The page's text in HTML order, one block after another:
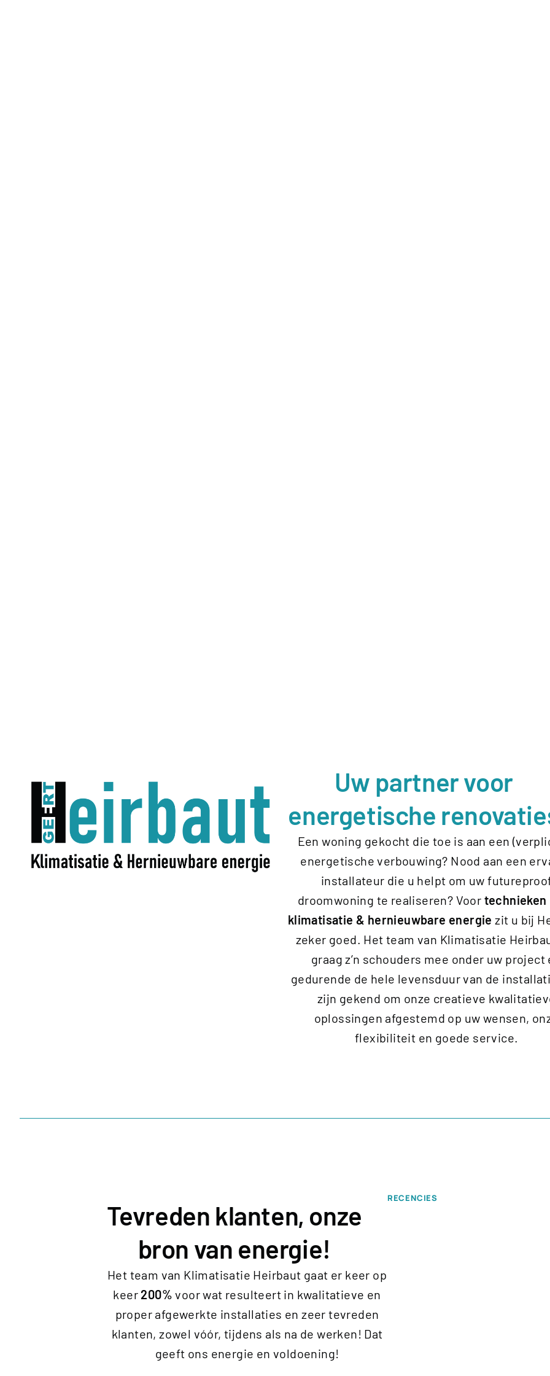
Uw partner voor
energetische
Een woning gekocht die toe is aan een
energetische verbouwing? Nood aan een
installateur die u helpt om uw
droomwoning te realiseren? Voor technieken
klimatisatie & hernieuwbare energiezit u bij
zeker goed. Het team van Klimatisatie
graag z’n schouders mee onder uw project
gedurende de hele levensduur van de
zijn gekend om onze creatieve
oplossingen afgestemd op uw wensen,
flexibiliteit en goede service.
RECENCIES
Tevreden klanten, onze
bron van energie!
Het team van Klimatisatie Heirbaut gaat er keer op
keer 200% voor wat resulteert in kwalitatieve en
proper afgewerkte installaties en zeer tevreden
klanten, zowel vóór, tijdens als na de werken! Dat
geeft ons energie en voldoening!